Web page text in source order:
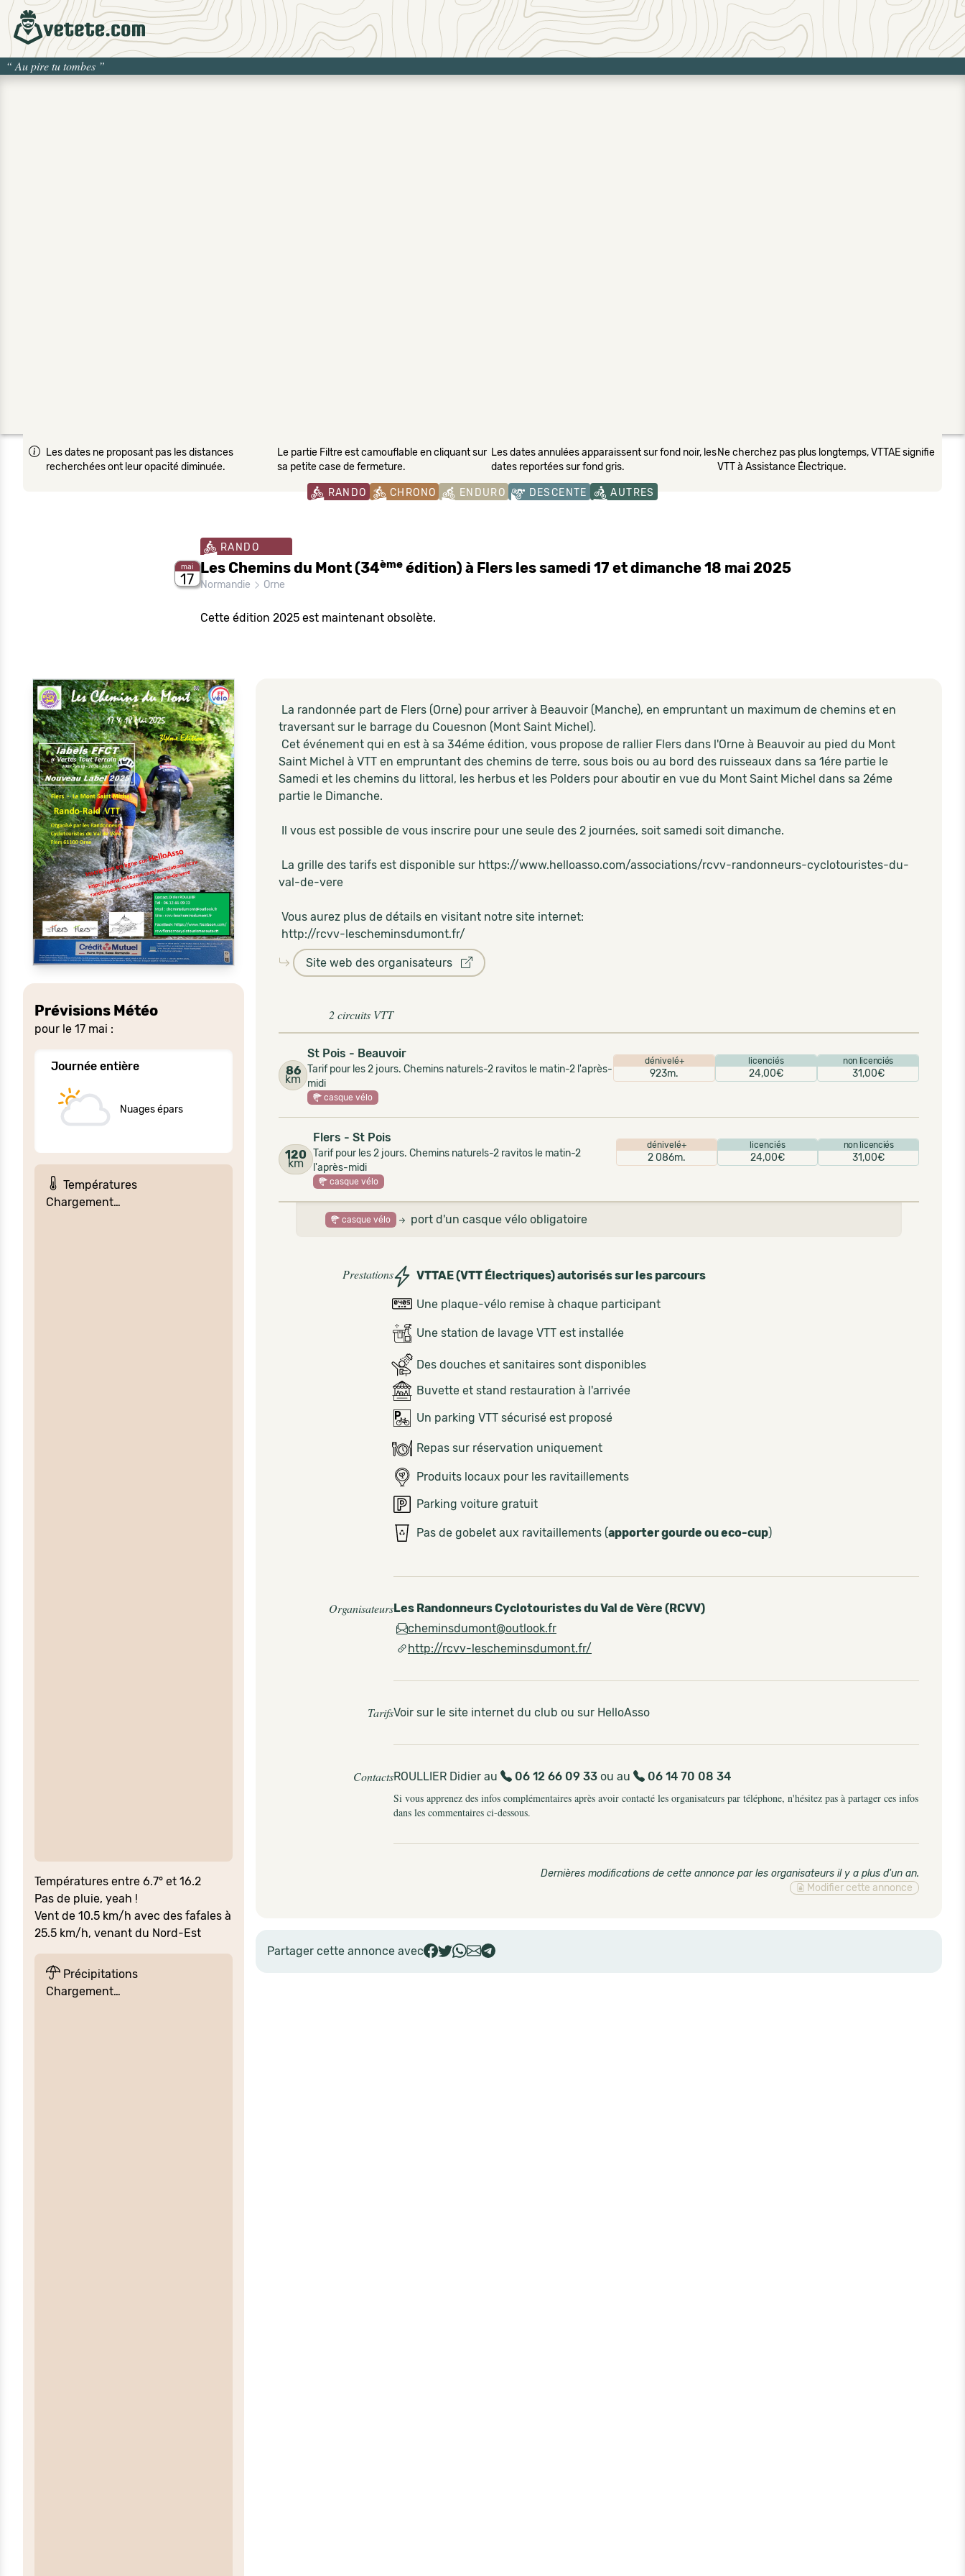
“ Au pire tu tombes ”
Les dates ne proposant pas les distances
recherchées ont leur opacité diminuée.
Le partie Filtre est camouflable en cliquant sur
sa petite case de fermeture.
Les dates annulées apparaissent sur fond noir, les
dates reportées sur fond gris.
Ne cherchez pas plus longtemps, VTTAE signifie
VTT à Assistance Électrique.
RANDO CHRONO ENDURO DESCENTE AUTRES
mai
17
RANDO
Les Chemins du Mont (34èmeédition) à Flers les samedi 17 et dimanche 18 mai 2025
Normandie Orne
Cette édition 2025 est maintenant obsolète.
Prévisions Météo
pour le 17 mai :
Journée entière
Nuages épars
Températures
Chargement…
Températures entre 6.7° et 16.2
Pas de pluie, yeah !
Vent de 10.5 km/h avec des fafales à
25.5 km/h, venant du Nord-Est
Précipitations
Chargement…
La randonnée part de Flers (Orne) pour arriver à Beauvoir (Manche), en empruntant un maximum de chemins et en
traversant sur le barrage du Couesnon (Mont Saint Michel).
Cet événement qui en est à sa 34éme édition, vous propose de rallier Flers dans l'Orne à Beauvoir au pied du Mont
Saint Michel à VTT en empruntant des chemins de terre, sous bois ou au bord des ruisseaux dans sa 1ére partie le
Samedi et les chemins du littoral, les herbus et les Polders pour aboutir en vue du Mont Saint Michel dans sa 2éme
partie le Dimanche.
Il vous est possible de vous inscrire pour une seule des 2 journées, soit samedi soit dimanche.
La grille des tarifs est disponible sur https://www.helloasso.com/associations/rcvv-randonneurs-cyclotouristes-du-
val-de-vere
Vous aurez plus de détails en visitant notre site internet:
http://rcvv-lescheminsdumont.fr/
Site web des organisateurs
2 circuits VTT
86
km
St Pois - Beauvoir
Tarif pour les 2 jours. Chemins naturels-2 ravitos le matin-2 l'après-
midi
dénivelé+
923m.
licenciés
24,00€
non licenciés
31,00€
casque vélo
120
km
Flers - St Pois
Tarif pour les 2 jours. Chemins naturels-2 ravitos le matin-2
l'après-midi
dénivelé+
2 086m.
licenciés
24,00€
non licenciés
31,00€
casque vélo
casque vélo port d'un casque vélo obligatoire
Prestations VTTAE (VTT Électriques) autorisés sur les parcours
Une plaque-vélo remise à chaque participant
Une station de lavage VTT est installée
Des douches et sanitaires sont disponibles
Buvette et stand restauration à l'arrivée
Un parking VTT sécurisé est proposé
Repas sur réservation uniquement
Produits locaux pour les ravitaillements
Parking voiture gratuit
Pas de gobelet aux ravitaillements (apporter gourde ou eco-cup)
OrganisateursLes Randonneurs Cyclotouristes du Val de Vère (RCVV)
cheminsdumont@outlook.fr
http://rcvv-lescheminsdumont.fr/
TarifsVoir sur le site internet du club ou sur HelloAsso
ContactsROULLIER Didier au 06 12 66 09 33 ou au
06 14 70 08 34
Si vous apprenez des infos complémentaires après avoir contacté les organisateurs par téléphone, n'hésitez pas à partager ces infos
dans les commentaires ci-dessous.
Dernières modifications de cette annonce par les organisateurs il y a plus d'un an.
Modifier cette annonce
Partager cette annonce avec